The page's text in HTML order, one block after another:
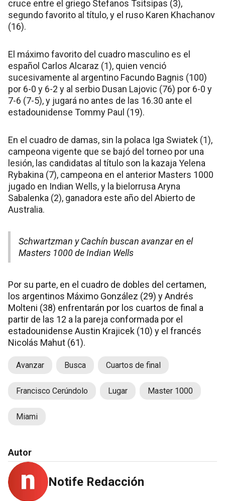
cruce entre el griego Stefanos Tsitsipas (3),
segundo favorito al título, y el ruso Karen Khachanov
(16).
El máximo favorito del cuadro masculino es el
español Carlos Alcaraz (1), quien venció
sucesivamente al argentino Facundo Bagnis (100)
por 6-0 y 6-2 y al serbio Dusan Lajovic (76) por 6-0 y
7-6 (7-5), y jugará no antes de las 16.30 ante el
estadounidense Tommy Paul (19).
En el cuadro de damas, sin la polaca Iga Swiatek (1),
campeona vigente que se bajó del torneo por una
lesión, las candidatas al título son la kazaja Yelena
Rybakina (7), campeona en el anterior Masters 1000
jugado en Indian Wells, y la bielorrusa Aryna
Sabalenka (2), ganadora este año del Abierto de
Australia.
Schwartzman y Cachín buscan avanzar en el
Masters 1000 de Indian Wells
Por su parte, en el cuadro de dobles del certamen,
los argentinos Máximo González (29) y Andrés
Molteni (38) enfrentarán por los cuartos de final a
partir de las 12 a la pareja conformada por el
estadounidense Austin Krajicek (10) y el francés
Nicolás Mahut (61).
Avanzar Busca Cuartos de final
Francisco Cerúndolo Lugar Master 1000
Miami
Autor
Notife Redacción